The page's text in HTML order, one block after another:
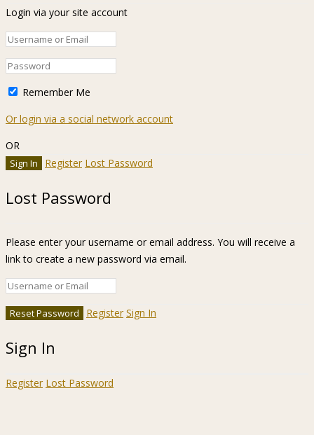
Login via your site account
Remember Me
Or login via a social network account
OR
Register Lost Password
Lost Password
Please enter your username or email address. You will receive a
link to create a new password via email.
Register Sign In
Sign In
Register Lost Password